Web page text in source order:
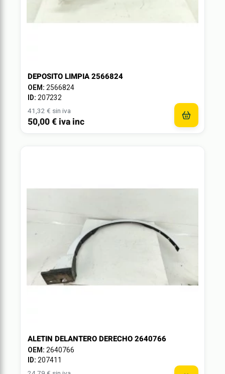
DEPOSITO LIMPIA 2566824
OEM: 2566824
ID: 207232
41,32 € sin iva
50,00 € iva inc
ALETIN DELANTERO DERECHO 2640766
OEM: 2640766
ID: 207411